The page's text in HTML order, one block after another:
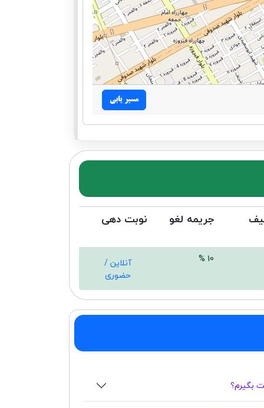
مسیر یابی
جریمه لغو نوبت دهی
10 %
آنلاین /
حضوری
بگیرم؟